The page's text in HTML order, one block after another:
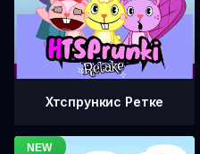
Хтспрункис Ретке